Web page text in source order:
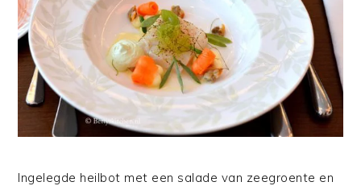
Ingelegde heilbot met een salade van zeegroente en